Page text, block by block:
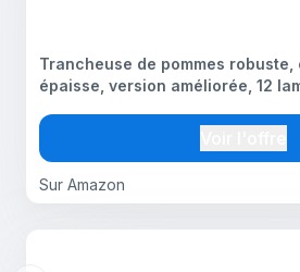
Sur Amazon
Trancheuse de pommes robuste,
épaisse, version améliorée, 12
couper les pommes jusqu'à 10,2